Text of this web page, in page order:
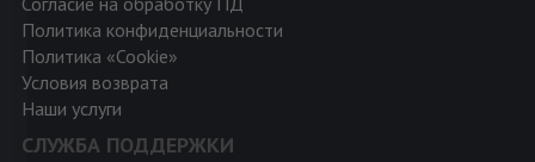
Политика конфиденциальности
Политика «Cookie»
Условия возврата
Наши услуги
СЛУЖБА ПОДДЕРЖКИ